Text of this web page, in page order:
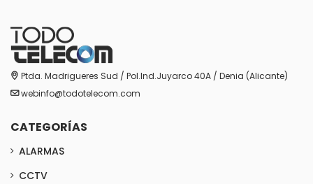
Ptda. Madrigueres Sud / Pol.Ind.Juyarco 40A / Denia (Alicante)
webinfo@todotelecom.com
CATEGORÍAS
ALARMAS
CCTV